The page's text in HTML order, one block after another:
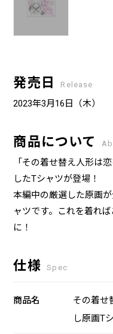
発売日 Release
2023年3月16日（木）
商品について
「その着せ替え人形は
したTシャツが登場！
本編中の厳選した原画
ャツです。これを着れ
に！
仕様 Spec
商品名
その着せ
し原画T